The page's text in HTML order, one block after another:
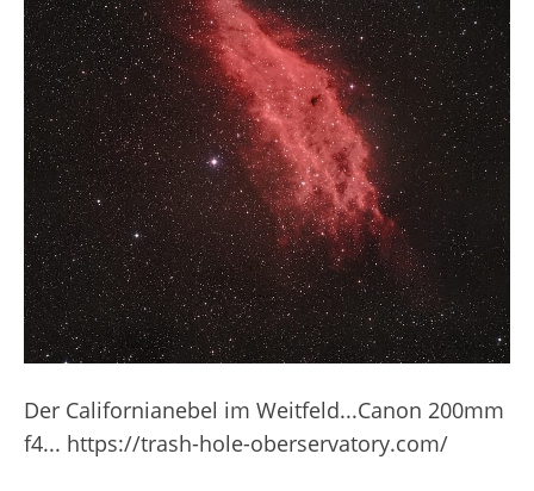
Der Californianebel im Weitfeld...Canon 200mm
f4... https://trash-hole-oberservatory.com/